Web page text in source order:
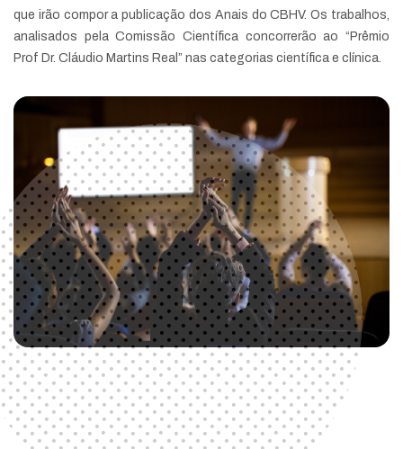
que irão compor a publicação dos Anais do CBHV. Os trabalhos,
analisados pela Comissão Científica concorrerão ao “Prêmio
Prof Dr. Cláudio Martins Real” nas categorias científica e clínica.